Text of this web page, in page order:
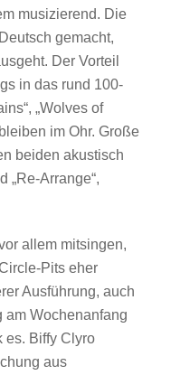
musizierend. Die
gemacht,
Der Vorteil
in das rund 100-
„Wolves of
im Ohr. Große
beiden akustisch
„Re-Arrange“,
allem mitsingen,
Pits eher
Ausführung, auch
am Wochenanfang
es. Biffy Clyro
aus